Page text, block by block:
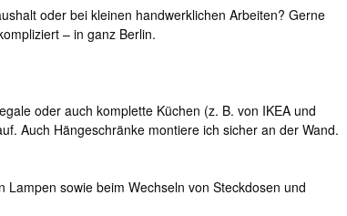
oder bei kleinen handwerklichen Arbeiten? Gerne
– in ganz Berlin.
oder auch komplette Küchen (z. B. von IKEA und
Auch Hängeschränke montiere ich sicher an der Wand.
Lampen sowie beim Wechseln von Steckdosen und